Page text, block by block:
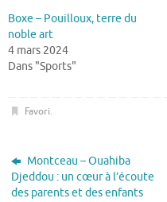
Boxe – Pouilloux, terre du
noble art
4 mars 2024
Dans "Sports"
Favori.
Montceau – Ouahiba
Djeddou : un cœur à l’écoute
des parents et des enfants